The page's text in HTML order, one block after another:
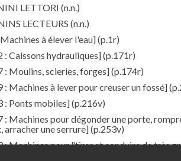
LETTORI (n.n.)
LECTEURS (n.n.)
à élever l'eau](p.1r)
: Caissons hydrauliques](p.171r)
: Moulins, scieries, forges](p.174r)
Machines à lever pour creuser un fossé]
: Ponts mobiles](p.216v)
: Machines pour dégonder une porte,
arracher une serrure](p.253v)
: Machines pour "tirer et conduire de très